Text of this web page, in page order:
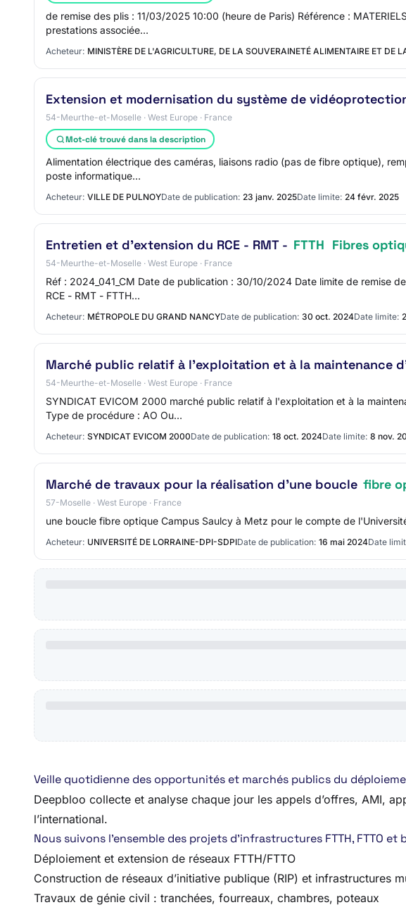
de remise des plis : 11/03/2025 10:00 (heure de Paris) Référence :
prestations associée…
Acheteur: MINISTÈRE DE L'AGRICULTURE, DE LA SOUVERAINETÉ ALIMENTAIRE ET DE
Extension et modernisation du système de
54-Meurthe-et-Moselle · West Europe · France
Mot-clé trouvé dans la description
Alimentation électrique des caméras, liaisons radio (pas de fibre optique),
poste informatique…
Acheteur: VILLE DE PULNOYDate de publication: 23 janv. 2025Date limite: 24 févr. 2025
Entretien et d'extension du RCE - RMT - FTTH Fibres
54-Meurthe-et-Moselle · West Europe · France
Réf : 2024_041_CM Date de publication : 30/10/2024 Date limite de remise
RCE - RMT - FTTH…
Acheteur: MÉTROPOLE DU GRAND NANCYDate de publication: 30 oct. 2024Date limite:
Marché public relatif à l'exploitation et à la maintenance
54-Meurthe-et-Moselle · West Europe · France
SYNDICAT EVICOM 2000 marché public relatif à l'exploitation et à la
Type de procédure : AO Ou…
Acheteur: SYNDICAT EVICOM 2000Date de publication: 18 oct. 2024Date limite: 8 nov.
Marché de travaux pour la réalisation d'une boucle fibre
57-Moselle · West Europe · France
une boucle fibre optique Campus Saulcy à Metz pour le compte de
Acheteur: UNIVERSITÉ DE LORRAINE-DPI-SDPIDate de publication: 16 mai 2024Date
Veille quotidienne des opportunités et marchés publics du
Deepbloo collecte et analyse chaque jour les appels d’offres, AMI,
l’international.
Nous suivons l’ensemble des projets d’infrastructures FTTH,
Déploiement et extension de réseaux FTTH/FTTO
Construction de réseaux d’initiative publique (RIP) et infrastructures
Travaux de génie civil : tranchées, fourreaux, chambres, poteaux